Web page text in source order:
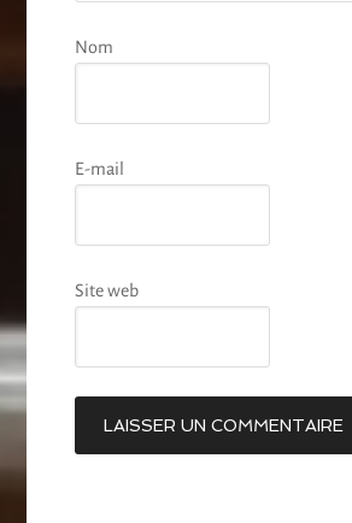
Nom
E-mail
Site web